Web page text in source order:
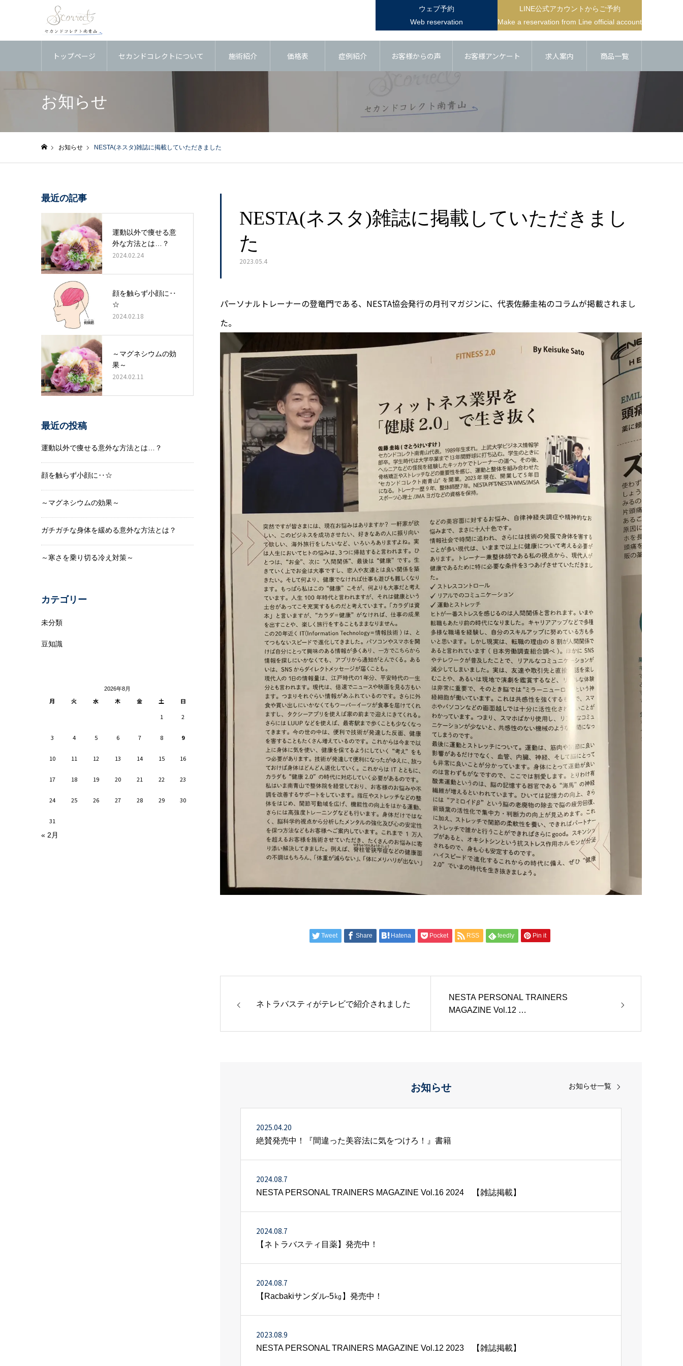
ウェブ予約
Web reservation
LINE公式アカウントからご予約
Make a reservation from Line official account
トップページ セカンドコレクトについて 施術紹介 価格表 症例紹介 お客様からの声 お客様アンケート 求人案内 商品一覧
お知らせ
お知らせ NESTA(ネスタ)雑誌に掲載していただきました
NESTA(ネスタ)雑誌に掲載していただきまし
た
2023.05.4
パーソナルトレーナーの登竜門である、NESTA協会発行の月刊マガジンに、代表佐藤圭祐のコラムが掲載されまし
た。
Tweet Share Hatena Pocket RSS feedly Pin it
ネトラバスティがテレビで紹介されました
NESTA PERSONAL TRAINERS
MAGAZINE Vol.12 …
お知らせ
2025.04.20
絶賛発売中！『間違った美容法に気をつけろ！』書籍
2024.08.7
NESTA PERSONAL TRAINERS MAGAZINE Vol.16 2024 【雑誌掲載】
2024.08.7
【ネトラバスティ目薬】発売中！
2024.08.7
【Racbakiサンダル-5㎏】発売中！
2023.08.9
NESTA PERSONAL TRAINERS MAGAZINE Vol.12 2023 【雑誌掲載】
お知らせ一覧
最近の記事
運動以外で痩せる意
外な方法とは…？
2024.02.24
顔を触らず小顔に‥
☆
2024.02.18
～マグネシウムの効
果～
2024.02.11
最近の投稿
運動以外で痩せる意外な方法とは…？
顔を触らず小顔に‥☆
～マグネシウムの効果～
ガチガチな身体を緩める意外な方法とは？
～寒さを乗り切る冷え対策～
カテゴリー
未分類
豆知識
2026年8月
月 火 水 木 金 土
日
1
2
3 4 5 6 7 8 9
10 11 12 13 14 15 16
17 18 19 20 21 22 23
24 25 26 27 28 29 30
31
« 2月